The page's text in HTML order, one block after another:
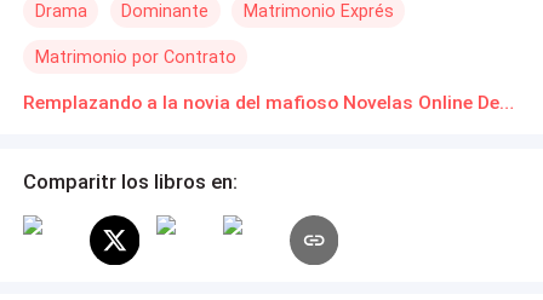
matrimonio impuesto pronto se llena de tensión, secretos
reconocer. Porque en el mundo de la mafia las traiciones
se pagan caro, y Mila Orlov está a punto de descubrir que
Drama Dominante Matrimonio Exprés
Matrimonio por Contrato
Remplazando a la novia del mafioso Novelas Online Descarga gratuita de PDF
Comparitr los libros en: